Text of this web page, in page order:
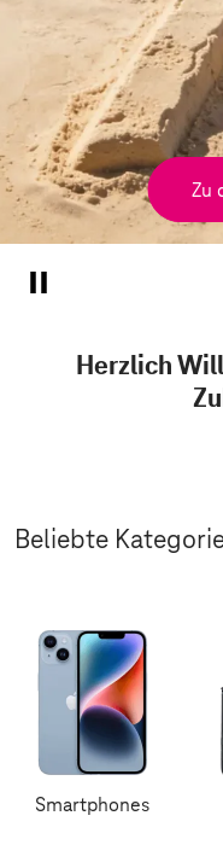
Zu
Herzlich
Beliebte
Smartphones